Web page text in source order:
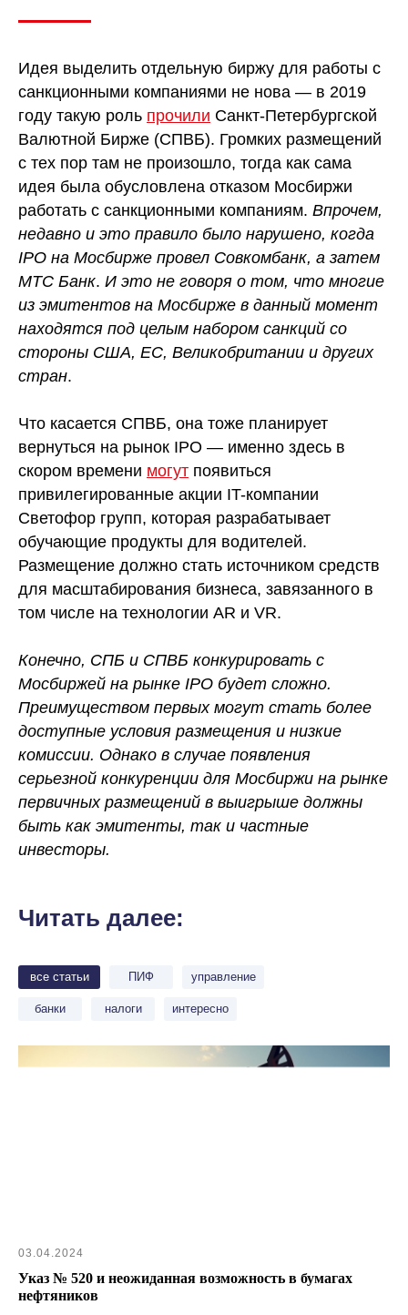
Идея выделить отдельную биржу для работы с
санкционными компаниями не нова — в 2019
году такую роль прочили Санкт-Петербургской
Валютной Бирже (СПВБ). Громких размещений
с тех пор там не произошло, тогда как сама
идея была обусловлена отказом Мосбиржи
работать с санкционными компаниям. Впрочем,
недавно и это правило было нарушено, когда
IPO на Мосбирже провел Совкомбанк, а затем
МТС Банк. И это не говоря о том, что многие
из эмитентов на Мосбирже в данный момент
находятся под целым набором санкций со
стороны США, ЕС, Великобритании и других
стран.
Что касается СПВБ, она тоже планирует
вернуться на рынок IPO — именно здесь в
скором времени могут появиться
привилегированные акции IT-компании
Светофор групп, которая разрабатывает
обучающие продукты для водителей.
Размещение должно стать источником средств
для масштабирования бизнеса, завязанного в
том числе на технологии AR и VR.
Конечно, СПБ и СПВБ конкурировать с
Мосбиржей на рынке IPO будет сложно.
Преимуществом первых могут стать более
доступные условия размещения и низкие
комиссии. Однако в случае появления
серьезной конкуренции для Мосбиржи на рынке
первичных размещений в выигрыше должны
быть как эмитенты, так и частные
инвесторы.
Читать далее:
все статьи ПИФ управление
банки налоги интересно
03.04.2024
Указ № 520 и неожиданная возможность в бумагах
нефтяников